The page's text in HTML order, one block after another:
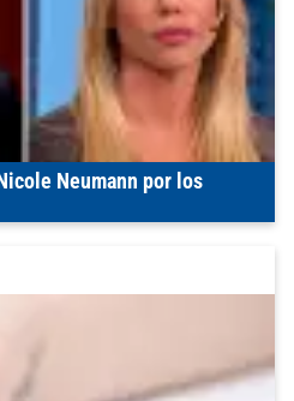
Neumann por los